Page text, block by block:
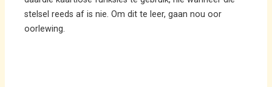
stelsel reeds af is nie. Om dit te leer, gaan nou oor
oorlewing.